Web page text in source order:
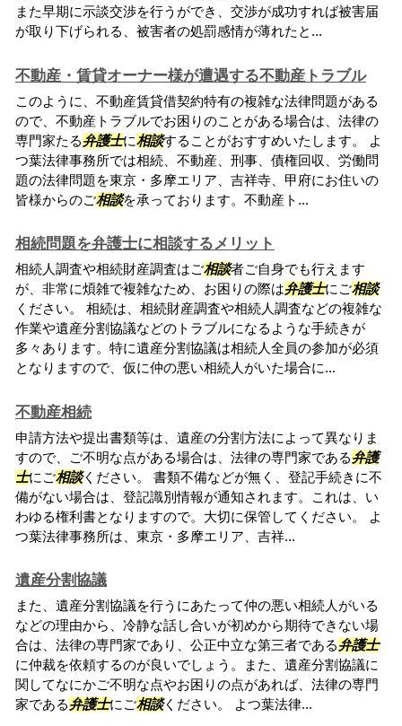
また早期に示談交渉を行うができ、交渉が成功すれば被害届
が取り下げられる、被害者の処罰感情が薄れたと...
不動産・賃貸オーナー様が遭遇する不動産トラブル
このように、不動産賃貸借契約特有の複雑な法律問題がある
ので、不動産トラブルでお困りのことがある場合は、法律の
専門家たる弁護士に相談することがおすすめいたします。 よ
つ葉法律事務所では相続、不動産、刑事、債権回収、労働問
題の法律問題を東京・多摩エリア、吉祥寺、甲府にお住いの
皆様からのご相談を承っております。不動産ト...
相続問題を弁護士に相談するメリット
相続人調査や相続財産調査はご相談者ご自身でも行えます
が、非常に煩雑で複雑なため、お困りの際は弁護士にご相談
ください。 相続は、相続財産調査や相続人調査などの複雑な
作業や遺産分割協議などのトラブルになるような手続きが
多々あります。特に遺産分割協議は相続人全員の参加が必須
となりますので、仮に仲の悪い相続人がいた場合に...
不動産相続
申請方法や提出書類等は、遺産の分割方法によって異なりま
すので、ご不明な点がある場合は、法律の専門家である弁護
士にご相談ください。 書類不備などが無く、登記手続きに不
備がない場合は、登記識別情報が通知されます。これは、い
わゆる権利書となりますので。大切に保管してください。 よ
つ葉法律事務所は、東京・多摩エリア、吉祥...
遺産分割協議
また、遺産分割協議を行うにあたって仲の悪い相続人がいる
などの理由から、冷静な話し合いが初めから期待できない場
合は、法律の専門家であり、公正中立な第三者である弁護士
に仲裁を依頼するのが良いでしょう。また、遺産分割協議に
関してなにかご不明な点やお困りの点があれば、法律の専門
家である弁護士にご相談ください。 よつ葉法律...